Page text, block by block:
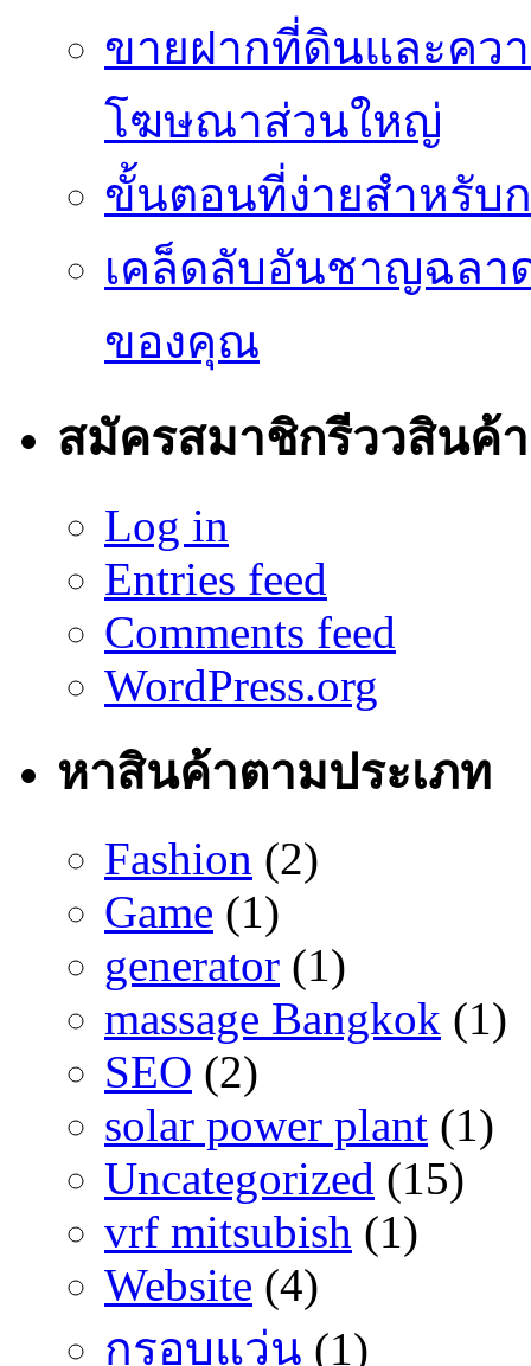
ขายฝากที่ดินและคว
โฆษณาส่วนใหญ่
ขั้นตอนที่ง่ายสำหรับ
เคล็ดลับอันชาญฉลา
ของคุณ
สมัครสมาชิกรีววสินค้า
Log in
Entries feed
Comments feed
WordPress.org
หาสินค้าตามประเภท
Fashion (2)
Game (1)
generator (1)
massage Bangkok (1)
SEO (2)
solar power plant (1)
Uncategorized (15)
vrf mitsubish (1)
Website (4)
กรอบแว่น (1)